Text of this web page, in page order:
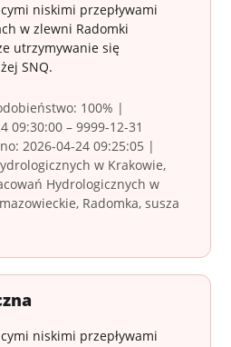
niskimi przepływami
w zlewni Radomki
utrzymywanie się
SNQ.
100% |
09:30:00 – 9999-12-31
2026-04-24 09:25:05 |
w Krakowie,
Hydrologicznych w
Radomka, susza
niskimi przepływami